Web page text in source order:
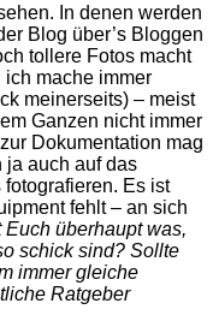
In denen werden
Blog über’s Bloggen
tollere Fotos macht
mache immer
meinerseits) – meist
Ganzen nicht immer
Dokumentation mag
ja auch auf das
Es ist
fehlt – an sich
Euch überhaupt was,
schick sind? Sollte
immer gleiche
Ratgeber